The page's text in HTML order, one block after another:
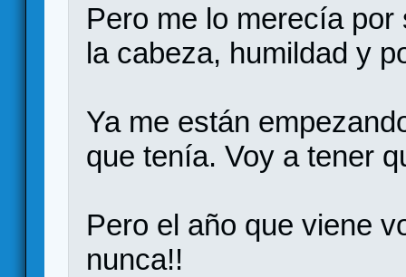
Pero me lo merecía
la cabeza, humildad y
Ya me están
que tenía. Voy a tener
Pero el año que viene
nunca!!